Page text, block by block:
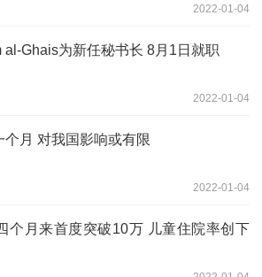
2022-01-04
al-Ghais为新任秘书长 8月1日就职
2022-01-04
月 对我国影响或有限
2022-01-04
个月来首度突破10万 儿童住院率创下